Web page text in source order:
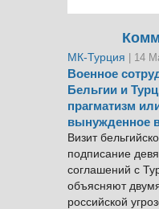
МК-Турция | 14
Военное
Бельгии и
прагматизм
вынужденное
Визит
подписание
соглашений с
объясняют
российской